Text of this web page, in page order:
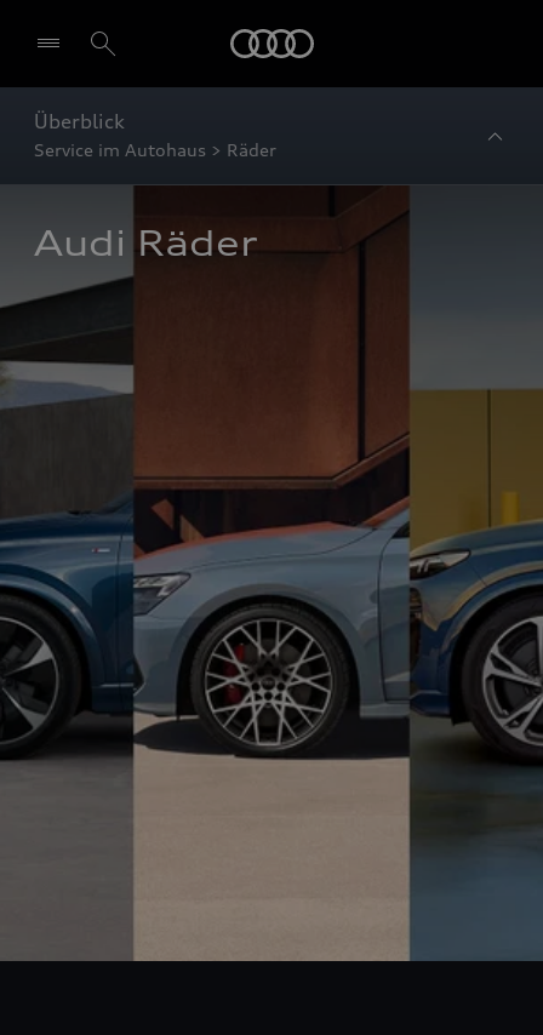
Überblick
Service im Autohaus > Räder
Audi Räder